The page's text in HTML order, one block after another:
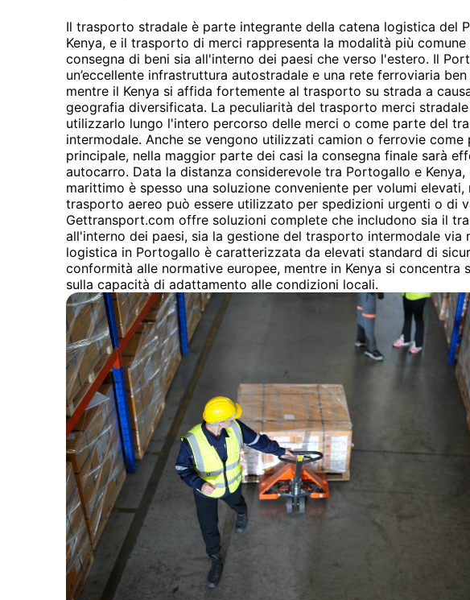
Il trasporto stradale è parte integrante della catena logistica del
Kenya, e il trasporto di merci rappresenta la modalità più
consegna di beni sia all'interno dei paesi che verso l'estero. Il
un’eccellente infrastruttura autostradale e una rete ferroviaria
mentre il Kenya si affida fortemente al trasporto su strada a
geografia diversificata. La peculiarità del trasporto merci
utilizzarlo lungo l'intero percorso delle merci o come parte del
intermodale. Anche se vengono utilizzati camion o ferrovie come
principale, nella maggior parte dei casi la consegna finale sarà
autocarro. Data la distanza considerevole tra Portogallo e
marittimo è spesso una soluzione conveniente per volumi elevati,
trasporto aereo può essere utilizzato per spedizioni urgenti o di
Gettransport.com offre soluzioni complete che includono sia il
all'interno dei paesi, sia la gestione del trasporto intermodale via
logistica in Portogallo è caratterizzata da elevati standard di
conformità alle normative europee, mentre in Kenya si concentra
sulla capacità di adattamento alle condizioni locali.